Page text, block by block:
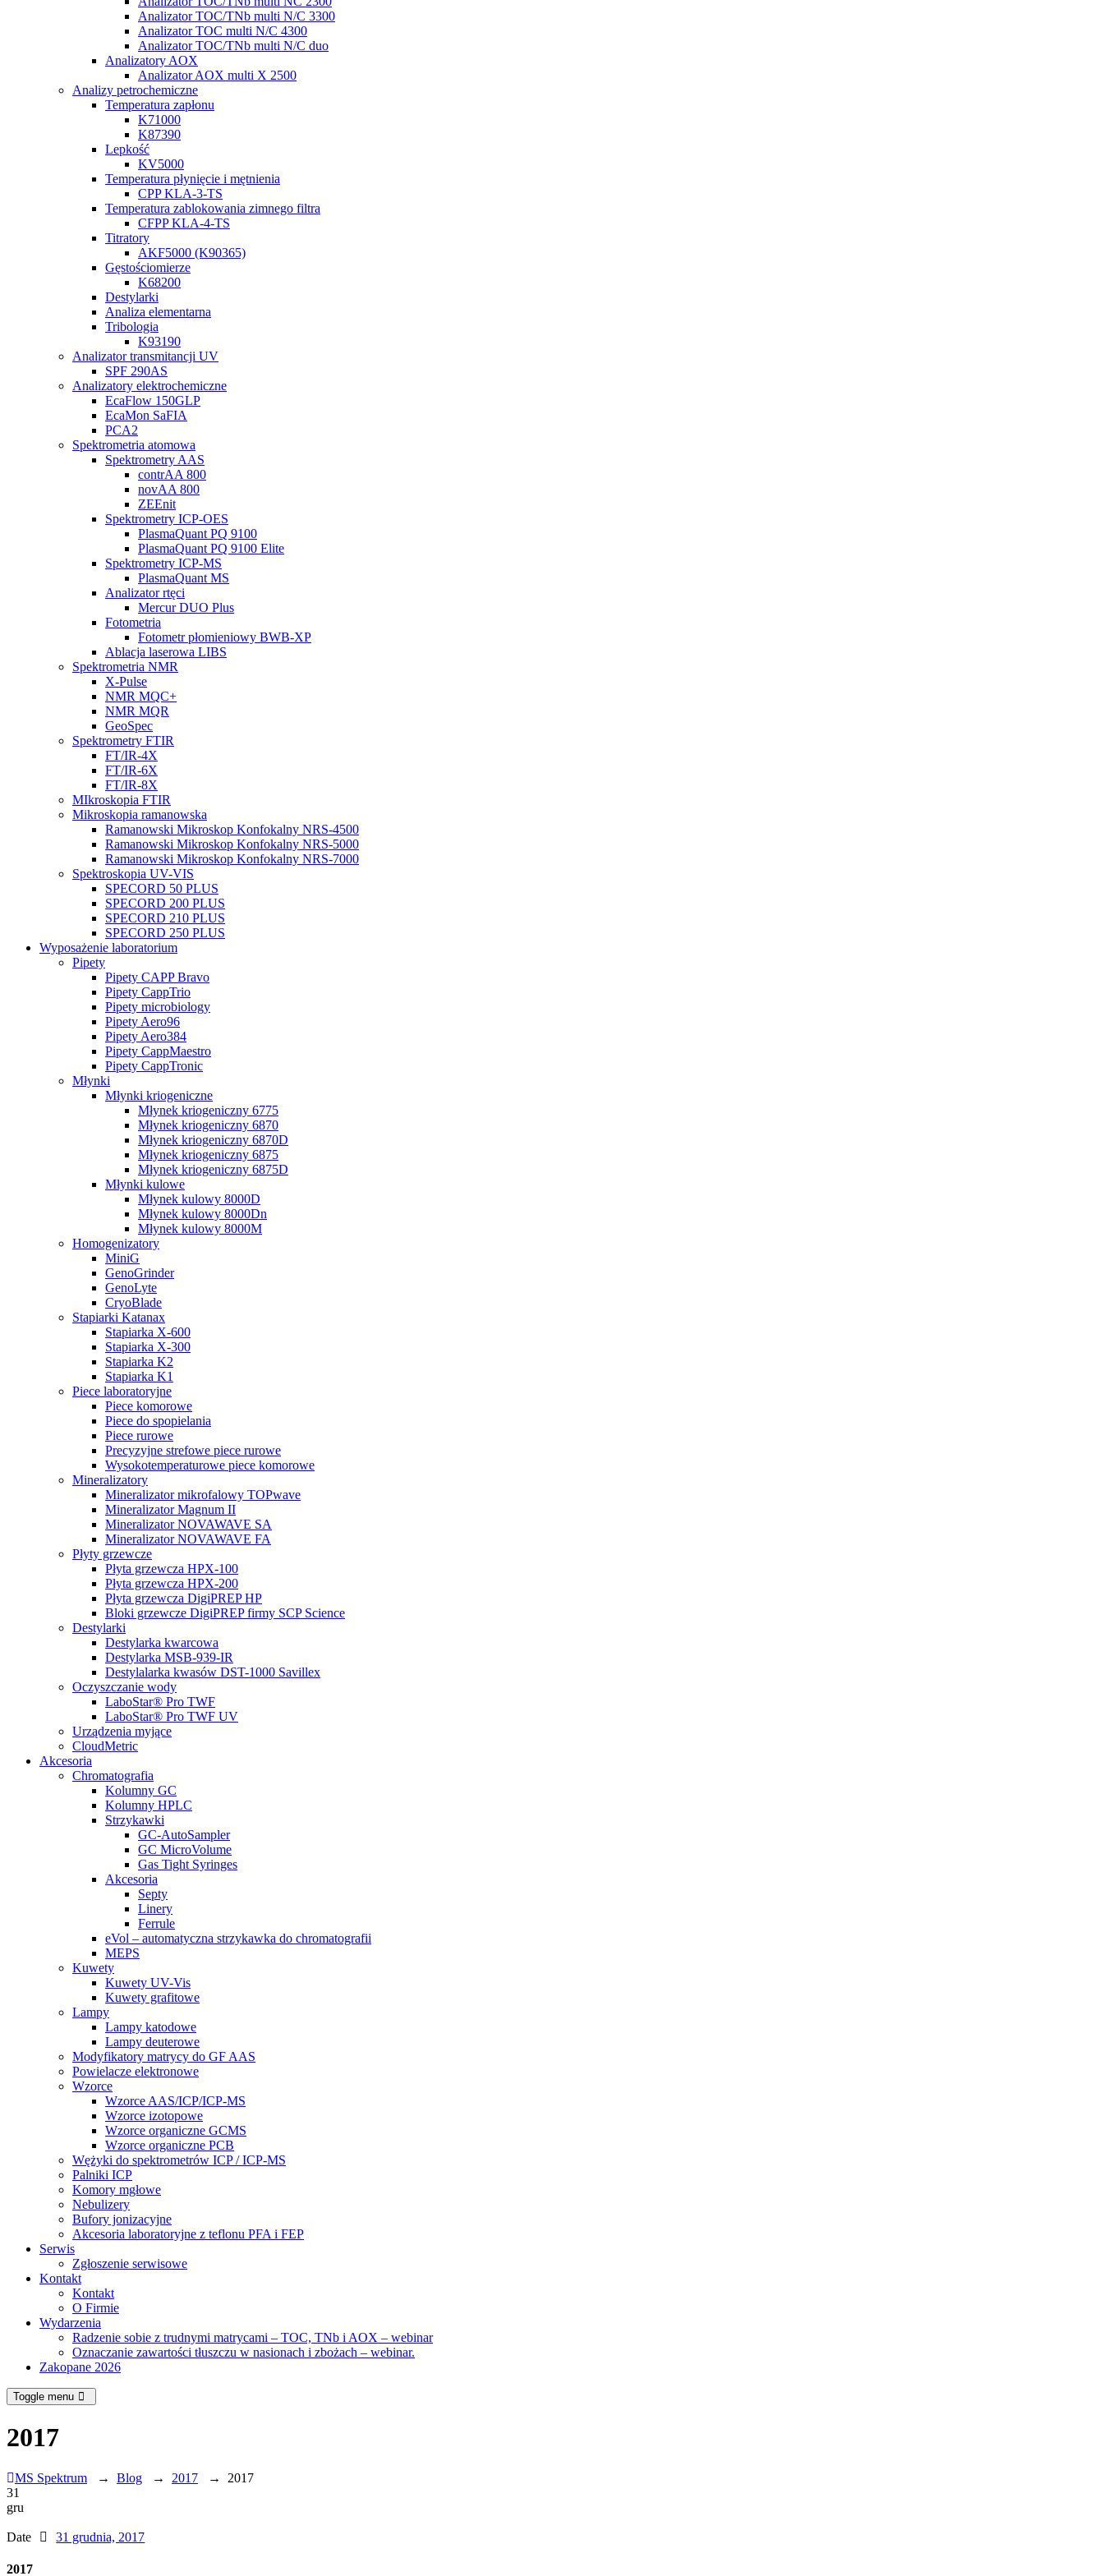
Analizator TOC/TNb multi N/C 3300
Analizator TOC multi N/C 4300
Analizator TOC/TNb multi N/C duo
Analizatory AOX
Analizator AOX multi X 2500
Analizy petrochemiczne
Temperatura zapłonu
K71000
K87390
Lepkość
KV5000
Temperatura płynięcie i mętnienia
CPP KLA-3-TS
Temperatura zablokowania zimnego filtra
CFPP KLA-4-TS
Titratory
AKF5000 (K90365)
Gęstościomierze
K68200
Destylarki
Analiza elementarna
Tribologia
K93190
Analizator transmitancji UV
SPF 290AS
Analizatory elektrochemiczne
EcaFlow 150GLP
EcaMon SaFIA
PCA2
Spektrometria atomowa
Spektrometry AAS
contrAA 800
novAA 800
ZEEnit
Spektrometry ICP-OES
PlasmaQuant PQ 9100
PlasmaQuant PQ 9100 Elite
Spektrometry ICP-MS
PlasmaQuant MS
Analizator rtęci
Mercur DUO Plus
Fotometria
Fotometr płomieniowy BWB-XP
Ablacja laserowa LIBS
Spektrometria NMR
X-Pulse
NMR MQC+
NMR MQR
GeoSpec
Spektrometry FTIR
FT/IR-4X
FT/IR-6X
FT/IR-8X
MIkroskopia FTIR
Mikroskopia ramanowska
Ramanowski Mikroskop Konfokalny NRS-4500
Ramanowski Mikroskop Konfokalny NRS-5000
Ramanowski Mikroskop Konfokalny NRS-7000
Spektroskopia UV-VIS
SPECORD 50 PLUS
SPECORD 200 PLUS
SPECORD 210 PLUS
SPECORD 250 PLUS
Wyposażenie laboratorium
Pipety
Pipety CAPP Bravo
Pipety CappTrio
Pipety microbiology
Pipety Aero96
Pipety Aero384
Pipety CappMaestro
Pipety CappTronic
Młynki
Młynki kriogeniczne
Młynek kriogeniczny 6775
Młynek kriogeniczny 6870
Młynek kriogeniczny 6870D
Młynek kriogeniczny 6875
Młynek kriogeniczny 6875D
Młynki kulowe
Młynek kulowy 8000D
Młynek kulowy 8000Dn
Młynek kulowy 8000M
Homogenizatory
MiniG
GenoGrinder
GenoLyte
CryoBlade
Stapiarki Katanax
Stapiarka X-600
Stapiarka X-300
Stapiarka K2
Stapiarka K1
Piece laboratoryjne
Piece komorowe
Piece do spopielania
Piece rurowe
Precyzyjne strefowe piece rurowe
Wysokotemperaturowe piece komorowe
Mineralizatory
Mineralizator mikrofalowy TOPwave
Mineralizator Magnum II
Mineralizator NOVAWAVE SA
Mineralizator NOVAWAVE FA
Płyty grzewcze
Płyta grzewcza HPX-100
Płyta grzewcza HPX-200
Płyta grzewcza DigiPREP HP
Bloki grzewcze DigiPREP firmy SCP Science
Destylarki
Destylarka kwarcowa
Destylarka MSB-939-IR
Destylalarka kwasów DST-1000 Savillex
Oczyszczanie wody
LaboStar® Pro TWF
LaboStar® Pro TWF UV
Urządzenia myjące
CloudMetric
Akcesoria
Chromatografia
Kolumny GC
Kolumny HPLC
Strzykawki
GC-AutoSampler
GC MicroVolume
Gas Tight Syringes
Akcesoria
Septy
Linery
Ferrule
eVol – automatyczna strzykawka do chromatografii
MEPS
Kuwety
Kuwety UV-Vis
Kuwety grafitowe
Lampy
Lampy katodowe
Lampy deuterowe
Modyfikatory matrycy do GF AAS
Powielacze elektronowe
Wzorce
Wzorce AAS/ICP/ICP-MS
Wzorce izotopowe
Wzorce organiczne GCMS
Wzorce organiczne PCB
Wężyki do spektrometrów ICP / ICP-MS
Palniki ICP
Komory mgłowe
Nebulizery
Bufory jonizacyjne
Akcesoria laboratoryjne z teflonu PFA i FEP
Serwis
Zgłoszenie serwisowe
Kontakt
Kontakt
O Firmie
Wydarzenia
Radzenie sobie z trudnymi matrycami – TOC, TNb i AOX – webinar
Oznaczanie zawartości tłuszczu w nasionach i zbożach – webinar.
Zakopane 2026
Toggle menu
2017
MS Spektrum → Blog → 2017 → 2017
31
gru
Date 31 grudnia, 2017
2017